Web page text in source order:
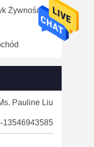
Żywności
Litowa
Pauline Liu
13546943585